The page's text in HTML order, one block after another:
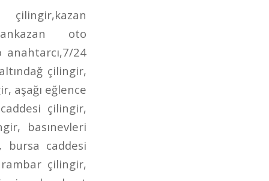
anahtarcı,aktaş oto çilingir,demetgül çilingir,demetgül anahtarcı,demetgül oto çilingir,demetgül oto anahtarcı,etlik caddesi çilingir,etlik caddesi anahtarcı,etlik caddesi oto çilingir,etlik caddesi oto anahtarcı,kuyuyazısı caddesi çilingir,kuyuyazısı caddesi oto çilingir,kuyuyazısı caddesi anahtarcı,kurtuluş çilingir,kurtuluş oto çilingir,kurtuluş anahtarcı,kurtuluş oto anahtarcı,seğmenler çilingir,seğmenler oto çilingir,seğmenler anahtarcı,seğmenler oto anahtarcı,atış caddesi çilingir,atış caddesi oto çilingir,atış caddesi anahtarcı,atış caddesi oto anahtarcı,ragıp tüzün çilingir,ragıp tüzün anahtarcı,ragıp tüzün caddesi çilingir,ragıp tüzün oto çilingir,ragıp tüzün oto anahtarcı,refik saydam caddesi çilingir,refik saydam çilingir,refik saydam caddesi oto çilingir,refik saydam oto çilingir,ahmet şefik kolaylı çilingir,ahmet şefik kolaylı oto çilingir,çambaşı caddesi çilingir,çambaşı caddesi oto çilingir,çambaşı caddesi anahtarcı,çambaşı caddesi oto anahtarcı,selim caddesi çilingir,selim caddesi oto çilingir,selim caddesi anahtarcı,selim caddesi oto anahtarcı,estergon caddesi çilingir,estergon caddesi anahtarcı,estergon caddesi oto çilingir,estergon caddesi oto anahtarcı,aydan caddesi çilingir,aydan caddesi oto çilingir,aydan caddesi anahtarcı,aydan caddesi oto anahtarcı,ahi evran caddesi çilingir,ahi evran caddesi oto çilingir,ahi evran caddesi oto anahtarcı,ahi evran caddesi anahtarcı,uzay çağı caddesi çilingir,uzay çağı caddesi oto çilingir,uzay çağı caddesi anahtarcı,alınteri bulvarı çilingir,alınteri bulvarı oto çilingir,alınteri bulvarı anahtarcı,alınteri bulvarı oto anahtarcı,bağdat caddesi çilingir,bağdat caddesi oto çilingir,bağdat caddesi anahtarcı,bağdat caddesi oto anahtarcı,çınardibi caddesi çilingir,çınardibi caddesi oto çilingir,